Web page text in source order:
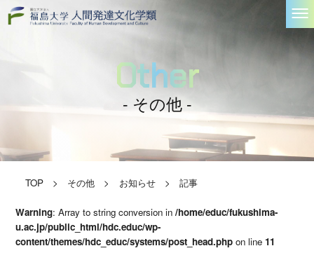
Other
- その他 -
TOP> その他 > お知らせ> 記事
Warning: Array to string conversion in/home/educ/fukushima-
u.ac.jp/public_html/hdc.educ/wp-
content/themes/hdc_educ/systems/post_head.php on line 11